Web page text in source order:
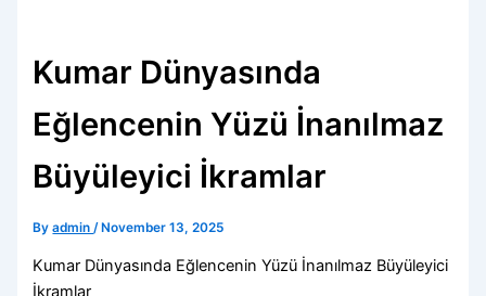
Kumar Dünyasında
Eğlencenin Yüzü İnanılmaz
Büyüleyici İkramlar
Byadmin/November 13, 2025
Kumar Dünyasında Eğlencenin Yüzü İnanılmaz Büyüleyici